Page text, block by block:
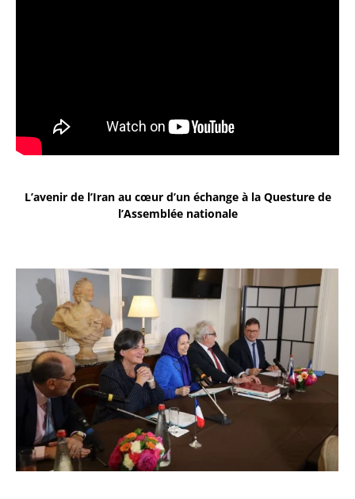
L’avenir de l’Iran au cœur d’un échange à la Questure de
l’Assemblée nationale